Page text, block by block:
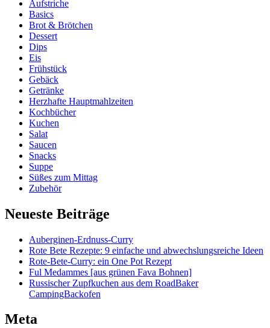
Aufstriche
Basics
Brot & Brötchen
Dessert
Dips
Eis
Frühstück
Gebäck
Getränke
Herzhafte Hauptmahlzeiten
Kochbücher
Kuchen
Salat
Saucen
Snacks
Suppe
Süßes zum Mittag
Zubehör
Neueste Beiträge
Auberginen-Erdnuss-Curry
Rote Bete Rezepte: 9 einfache und abwechslungsreiche Ideen
Rote-Bete-Curry: ein One Pot Rezept
Ful Medammes [aus grünen Fava Bohnen]
Russischer Zupfkuchen aus dem RoadBaker
CampingBackofen
Meta